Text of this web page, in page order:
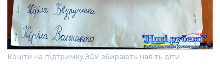
Кошти на підтримку ЗСУ збирають навіть діти